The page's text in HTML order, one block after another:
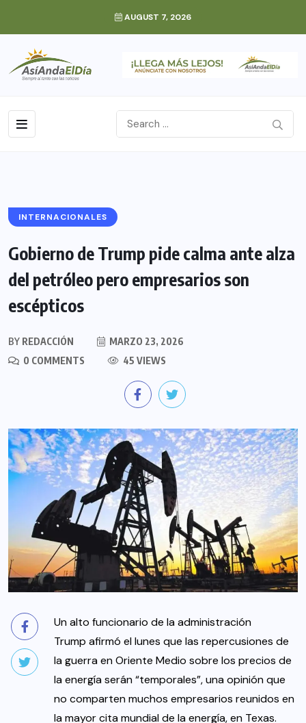
AUGUST 7, 2026
INTERNACIONALES
Gobierno de Trump pide calma ante alza
del petróleo pero empresarios son
escépticos
BY REDACCIÓN
MARZO 23, 2026
0 COMMENTS
45 VIEWS
Un alto funcionario de la administración
Trump afirmó el lunes que las repercusiones de
la guerra en Oriente Medio sobre los precios de
la energía serán “temporales”, una opinión que
no comparten muchos empresarios reunidos en
la mayor cita mundial de la energía, en Texas.